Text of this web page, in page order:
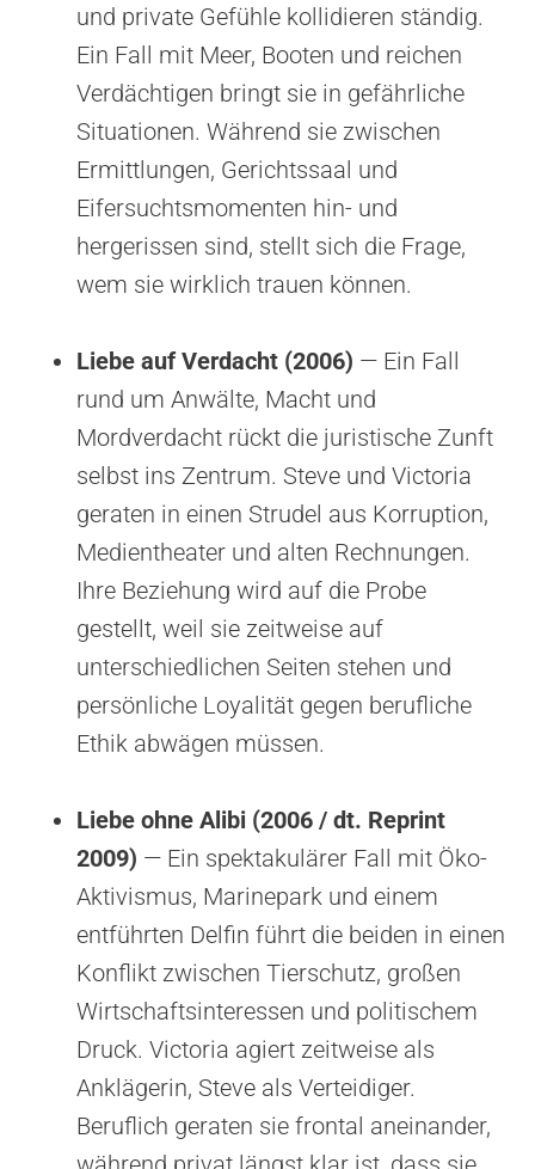
und private Gefühle kollidieren ständig.
Ein Fall mit Meer, Booten und reichen
Verdächtigen bringt sie in gefährliche
Situationen. Während sie zwischen
Ermittlungen, Gerichtssaal und
Eifersuchtsmomenten hin- und
hergerissen sind, stellt sich die Frage,
wem sie wirklich trauen können.
Liebe auf Verdacht (2006) — Ein Fall
rund um Anwälte, Macht und
Mordverdacht rückt die juristische Zunft
selbst ins Zentrum. Steve und Victoria
geraten in einen Strudel aus Korruption,
Medientheater und alten Rechnungen.
Ihre Beziehung wird auf die Probe
gestellt, weil sie zeitweise auf
unterschiedlichen Seiten stehen und
persönliche Loyalität gegen berufliche
Ethik abwägen müssen.
Liebe ohne Alibi (2006 / dt. Reprint
2009) — Ein spektakulärer Fall mit Öko-
Aktivismus, Marinepark und einem
entführten Delfin führt die beiden in einen
Konflikt zwischen Tierschutz, großen
Wirtschaftsinteressen und politischem
Druck. Victoria agiert zeitweise als
Anklägerin, Steve als Verteidiger.
Beruflich geraten sie frontal aneinander,